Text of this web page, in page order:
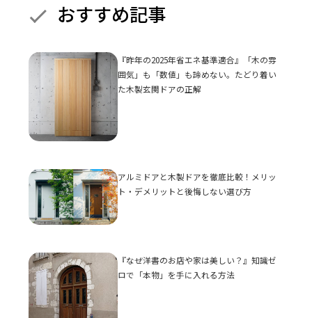
おすすめ記事
『昨年の2025年省エネ基準適合』「木の雰
囲気」も「数値」も諦めない。たどり着い
た木製玄関ドアの正解
アルミドアと木製ドアを徹底比較！メリッ
ト・デメリットと後悔しない選び方
『なぜ洋書のお店や家は美しい？』知識ゼ
ロで「本物」を手に入れる方法